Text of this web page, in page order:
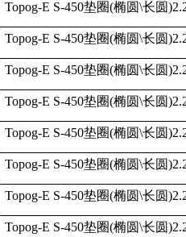
Topog-E S-450垫圈(椭圆\长圆
Topog-E S-450垫圈(椭圆\长圆
Topog-E S-450垫圈(椭圆\长圆
Topog-E S-450垫圈(椭圆\长圆
Topog-E S-450垫圈(椭圆\长圆
Topog-E S-450垫圈(椭圆\长圆
Topog-E S-450垫圈(椭圆\长圆
Topog-E S-450垫圈(椭圆\长圆